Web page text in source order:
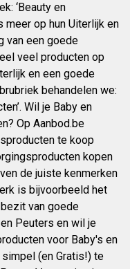
‘Beauty en
meer op hun Uiterlijk en
van een goede
veel producten op
en een goede
behandelen we:
Wil je Baby en
Op Aanbod.be
te koop
kopen
de juiste kenmerken
is bijvoorbeeld het
van goede
Peuters en wil je
voor Baby's en
(en Gratis!) te